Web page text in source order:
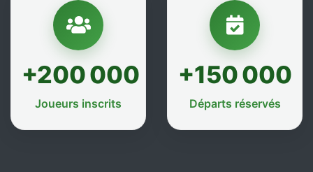
+200 000
Joueurs inscrits
+150 000
Départs réservés